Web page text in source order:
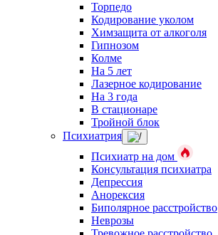
Торпедо
Кодирование уколом
Химзащита от алкоголя
Гипнозом
Колме
На 5 лет
Лазерное кодирование
На 3 года
В стационаре
Тройной блок
Психиатрия
Психиатр на дом
Консультация психиатра
Депрессия
Анорексия
Биполярное расстройство
Неврозы